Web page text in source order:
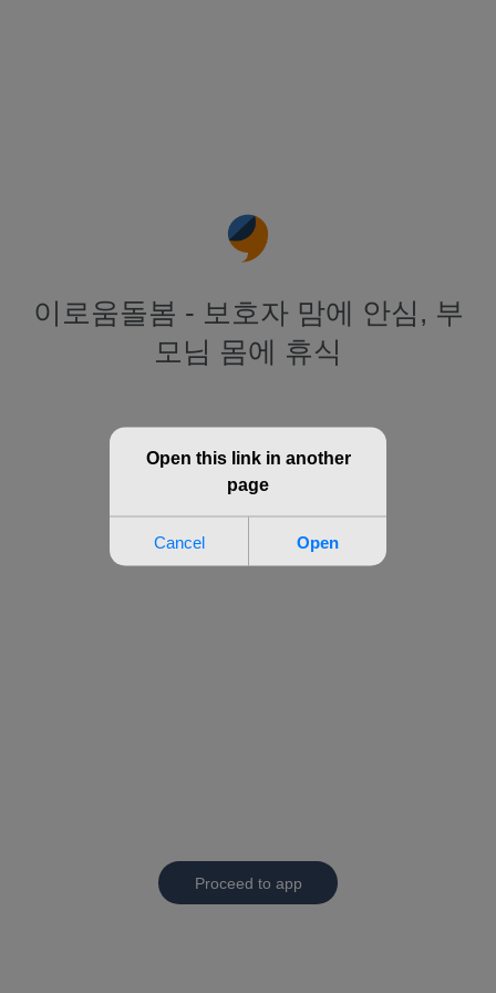
이로움돌봄 - 보호자 맘에 안심, 부
모님 몸에 휴식
Proceed to app